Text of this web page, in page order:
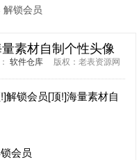
解锁会员
素材自制个性头像
软件仓库版权：老表资源网
解锁会员[顶!]海量素材自
会员